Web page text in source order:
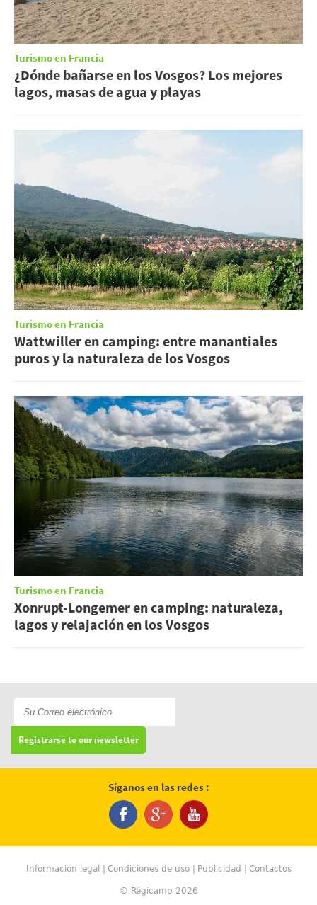
Turismo en Francia
¿Dónde bañarse en los Vosgos? Los mejores
lagos, masas de agua y playas
Turismo en Francia
Wattwiller en camping: entre manantiales
puros y la naturaleza de los Vosgos
Turismo en Francia
Xonrupt-Longemer en camping: naturaleza,
lagos y relajación en los Vosgos
Registrarse to our newsletter
Síganos en las redes :
Información legal Condiciones de uso Publicidad Contactos
© Régicamp 2026